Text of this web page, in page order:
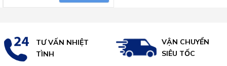
TƯ VẤN NHIỆT
TÌNH
VẬN CHUYỂN
SIÊU TỐC